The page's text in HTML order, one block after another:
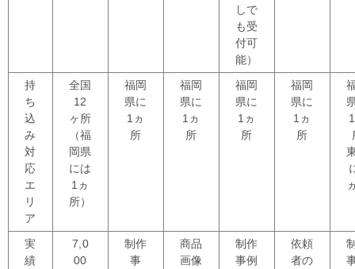
しで
も受
付可
能）
持
ち
込
み
対
応
エ
リ
ア
全国
12
ヶ所
（福
岡県
には
1ヵ
所）
福岡
県に
1ヵ
所
福岡
県に
1ヵ
所
福岡
県に
1ヵ
所
福岡
県に
1ヵ
所
実
績
7,0
00
制作
事
商品
画像
制作
事例
依頼
者の